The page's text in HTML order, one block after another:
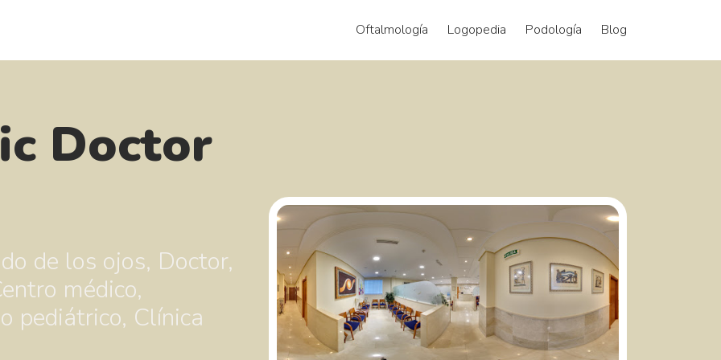
Oftalmología Logopedia Podología Blog
Doctor
de los ojos, Doctor,
médico,
pediátrico, Clínica